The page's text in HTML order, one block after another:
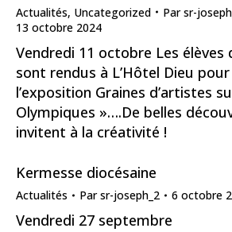
Actualités, Uncategorized Parsr-
13 octobre 2024
Vendredi 11 octobre Les élèves
sont rendus à L’Hôtel Dieu
l’exposition Graines d’artistes
Olympiques »….De belles
invitent à la créativité !
Kermesse diocésaine
Actualités Parsr-joseph_2 6 octobre
Vendredi 27 septembre